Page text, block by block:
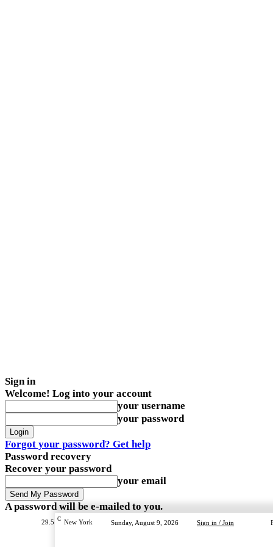
Sign in
Welcome! Log into your account
your username
your password
Forgot your password? Get help
Password recovery
Recover your password
your email
A password will be e-mailed to you.
29.5 C New York Sunday, August 9, 2026 Sign in / Join